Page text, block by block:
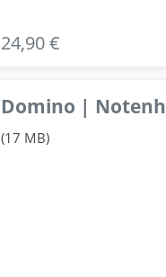
24,90 €
Domino |
(17 MB)